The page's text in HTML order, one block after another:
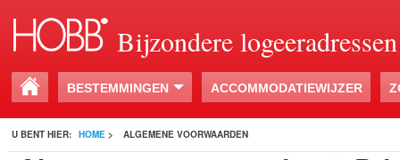
Bijzondere logeeradressen
BESTEMMINGEN ACCOMMODATIEWIJZER
U BENT HIER: HOME > ALGEMENE VOORWAARDEN